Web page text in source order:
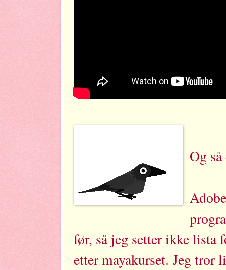
Og
før, så jeg setter ikke lista
etter mayakurset. Jeg tror